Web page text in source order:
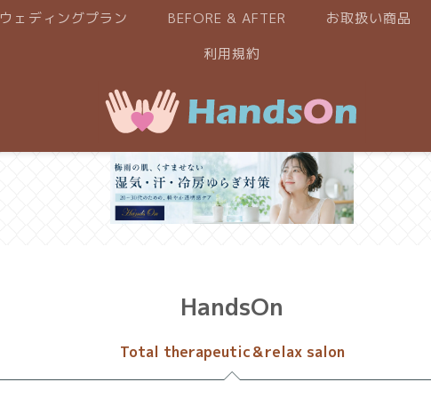
ウェディングプラン BEFORE & AFTER
お取扱い商品
利用規約
HandsOn
Total therapeutic＆relax salon